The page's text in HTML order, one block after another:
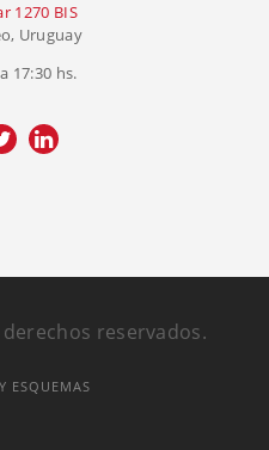
1270 BIS
Uruguay
17:30 hs.
reservados.
ESQUEMAS